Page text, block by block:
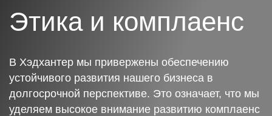
Этика и комплаенс
В Хэдхантер мы привержены обеспечению
устойчивого развития нашего бизнеса в
долгосрочной перспективе. Это означает, что мы
уделяем высокое внимание развитию комплаенс